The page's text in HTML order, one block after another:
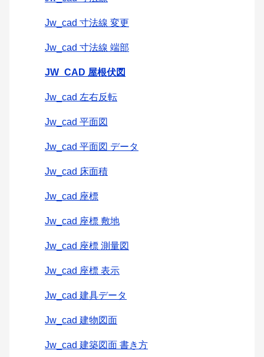
Jw_cad 寸法線 変更
Jw_cad 寸法線 端部
JW_CAD 屋根伏図
Jw_cad 左右反転
Jw_cad 平面図
Jw_cad 平面図 データ
Jw_cad 床面積
Jw_cad 座標
Jw_cad 座標 敷地
Jw_cad 座標 測量図
Jw_cad 座標 表示
Jw_cad 建具データ
Jw_cad 建物図面
Jw_cad 建築図面 書き方